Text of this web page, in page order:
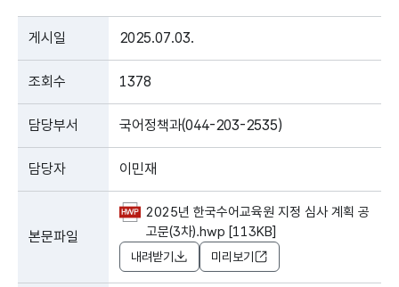
게시일 2025.07.03.
조회수 1378
담당부서 국어정책과(044-203-2535)
담당자 이민재
본문파일
2025년 한국수어교육원 지정 심사 계획 공
고문(3차).hwp [113KB]
내려받기 미리보기